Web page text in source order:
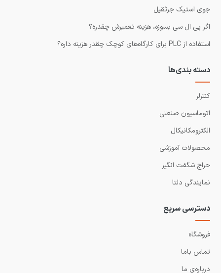
جوی استیک جرثقیل
اگر پی ال سی بسوزه، هزینه تعمیرش چقدره؟
استفاده از PLC برای کارگاه‌های کوچک چقدر هزینه داره؟
دسته بندی‌ها
کنترلر
اتوماسیون صنعتی
الکترومکانیکال
محصولات آموزشی
حراج شگفت انگیز
نمایندگی دلتا
دسترسی سریع
فروشگاه
تماس باما
درباره‌ی ما